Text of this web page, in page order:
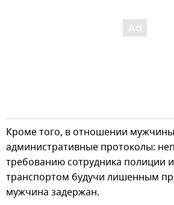
Кроме того, в отношении
административные протоколы:
требованию сотрудника полиции
транспортом будучи лишенным
мужчина задержан.